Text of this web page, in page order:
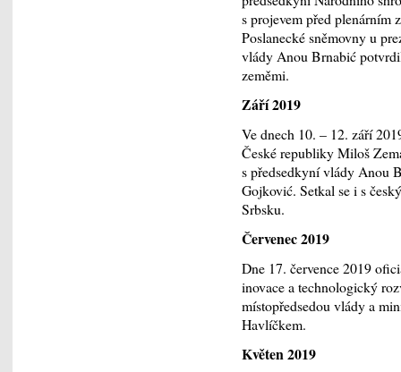
s projevem před plenárním
Poslanecké sněmovny u
vlády Anou Brnabić
zeměmi.
Září 2019
Ve dnech 10. – 12. září
České republiky Miloš
s předsedkyní vlády Anou
Gojković. Setkal se i s
Srbsku.
Červenec 2019
Dne 17. července 2019
inovace a technologický
místopředsedou vlády a
Havlíčkem.
Květen 2019